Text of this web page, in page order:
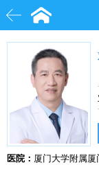
白内障
院士
医院： 厦门大学附属